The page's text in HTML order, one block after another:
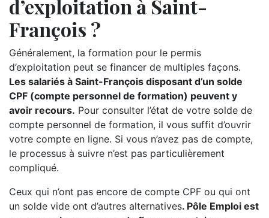
d’exploitation à Saint-
François ?
Généralement, la formation pour le permis
d’exploitation peut se financer de multiples façons.
Les salariés à Saint-François disposant d’un solde
CPF (compte personnel de formation) peuvent y
avoir recours. Pour consulter l’état de votre solde de
compte personnel de formation, il vous suffit d’ouvrir
votre compte en ligne. Si vous n’avez pas de compte,
le processus à suivre n’est pas particulièrement
compliqué.
Ceux qui n’ont pas encore de compte CPF ou qui ont
un solde vide ont d’autres alternatives. Pôle Emploi est